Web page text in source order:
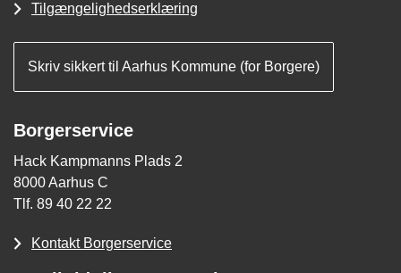
Tilgængelighedserklæring
Skriv sikkert til Aarhus Kommune (for Borgere)
Borgerservice
Hack Kampmanns Plads 2
8000 Aarhus C
Tlf. 89 40 22 22
Kontakt Borgerservice